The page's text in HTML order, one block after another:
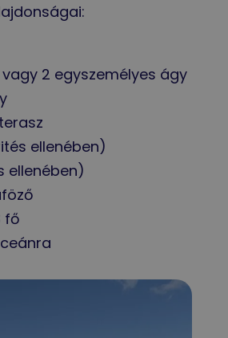
2 egyszemélyes ágy
ellenében)
ellenében)
fő